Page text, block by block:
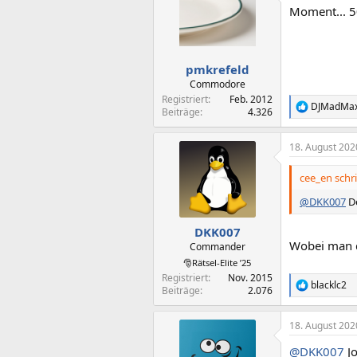
pmkrefeld
Commodore
Registriert
Feb. 2012
Beiträge
4.326
Moment...
R
e
a
k
t
n
e
:
DKK007
Commander
🎅Rätsel-Elite ’25
Registriert
Nov. 2015
Beiträge
2.076
18. August
cee_en
@DKK007
Wobei man
R
e
a
k
i
blacklc2
18. August
@DKK007